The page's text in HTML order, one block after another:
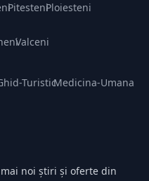
·Pitesteni·Ploiesteni·
·Valceni
Turistic·Medicina-Umana
noi știri și oferte din